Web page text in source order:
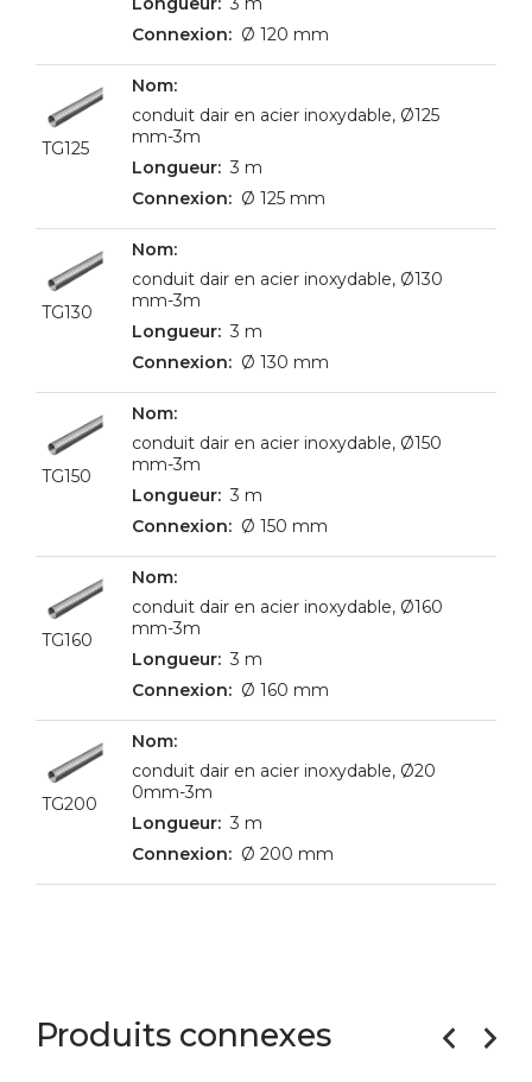
Ø 120 mm
TG125
conduit dair en acier inoxydable, Ø125
mm-3m
3 m
Ø 125 mm
TG130
conduit dair en acier inoxydable, Ø130
mm-3m
3 m
Ø 130 mm
TG150
conduit dair en acier inoxydable, Ø150
mm-3m
3 m
Ø 150 mm
TG160
conduit dair en acier inoxydable, Ø160
mm-3m
3 m
Ø 160 mm
TG200
conduit dair en acier inoxydable, Ø20
0mm-3m
3 m
Ø 200 mm
Produits connexes